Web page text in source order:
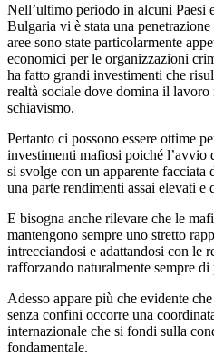
Nell’ultimo periodo in alcuni Paesi
Bulgaria vi è stata una
aree sono state particolarmente
economici per le organizzazioni
ha fatto grandi investimenti che
realtà sociale dove domina il
schiavismo.
Pertanto ci possono essere ottime
investimenti mafiosi poiché l’avvio
si svolge con un apparente facciata
una parte rendimenti assai elevati e
E bisogna anche rilevare che le
mantengono sempre uno stretto
intrecciandosi e adattandosi con le
rafforzando naturalmente sempre
Adesso appare più che evidente
senza confini occorre una
internazionale che si fondi sulla
fondamentale.